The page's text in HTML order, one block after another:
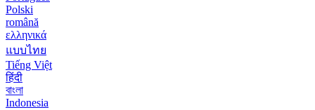
Polski
română
ελληνικά
แบบไทย
Tiếng Việt
हिंदी
বাংলা
Indonesia